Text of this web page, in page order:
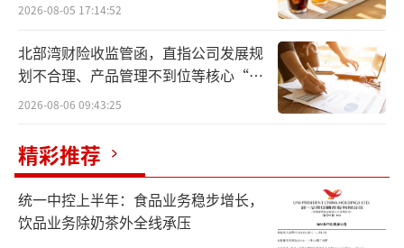
“2+n”矩阵背后，重构行业的“供需匹
配逻辑”
我们从未定义‘高端’或‘大众’，核心
是满足用户多元需求。”在会后的采访中，乐
刻联合创始人夏东向中华网财经强调了这一观
点。
于是，在乐刻的蓝图中，“2+n”品牌矩阵
2026-08-05 17:14:52
北部湾财险收监管函，直指公司发展规
划不合理、产品管理不到位等核心“痛
点”
2026-08-06 09:43:25
精彩推荐
统一中控上半年：食品业务稳步增长，
饮品业务除奶茶外全线承压